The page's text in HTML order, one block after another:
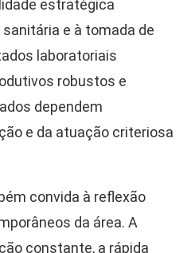
estratégica
e à tomada de
laboratoriais
robustos e
dependem
e da atuação criteriosa
convida à reflexão
da área. A
constante, a rápida